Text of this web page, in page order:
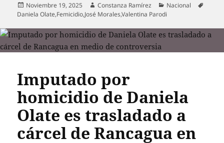
Publicado
el
Noviembre 19, 2025 Autor
Constanza Ramírez Categorías
Nacional
Daniela Olate,Femicidio,José Morales,Valentina Parodi
Imputado por
homicidio de Daniela
Olate es trasladado a
cárcel de Rancagua en